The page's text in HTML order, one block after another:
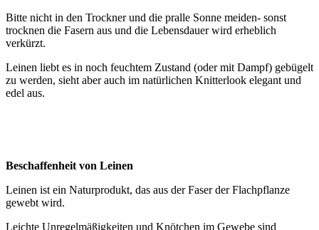
Bitte nicht in den Trockner und die pralle Sonne meiden- sonst
trocknen die Fasern aus und die Lebensdauer wird erheblich
verkürzt.
Leinen liebt es in noch feuchtem Zustand (oder mit Dampf) gebügelt
zu werden, sieht aber auch im natürlichen Knitterlook elegant und
edel aus.
Beschaffenheit von Leinen
Leinen ist ein Naturprodukt, das aus der Faser der Flachpflanze
gewebt wird.
Leichte Unregelmäßigkeiten und Knötchen im Gewebe sind